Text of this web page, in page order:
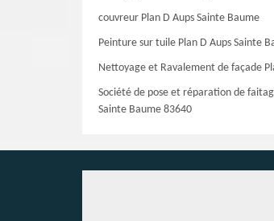
couvreur Plan D Aups Sainte Baume
Peinture sur tuile Plan D Aups Sainte
Nettoyage et Ravalement de façade
Société de pose et réparation de
Sainte Baume 83640